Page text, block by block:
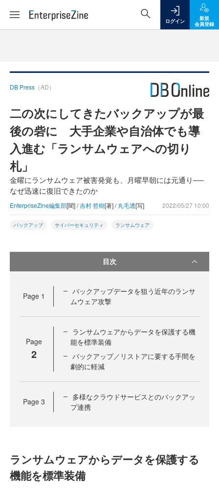
ログイン
新規
会員登録
DB Press （AD）
二の次にしてきたバックアップが最
後の砦に 大手企業や自治体でも導
入進む「ランサムウェアへの切り
札」
金曜にランサムウェア被害発覚も、月曜早朝には元通り──
なぜ迅速に復旧できたのか
EnterpriseZine編集部[聞] /吉村 哲樹[著] /丸毛透[写] 2022/05/27 10:00
バックアップ サイバーセキュリティ ランサムウェア
目次
Page 1
バックアップデータを狙う近年のランサ
ムウェア攻撃
Page
2
ランサムウェアからデータを保護する機
能を標準装備
バックアップ／リストアに要する手間を
劇的に軽減
Page 3
多様なクラウドサービスとのバックアッ
プ連携
ランサムウェアからデータを保護する
機能を標準装備